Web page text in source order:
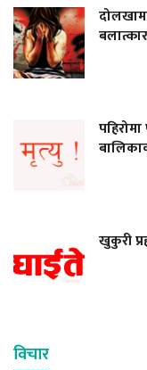
खुकुरी
विचार